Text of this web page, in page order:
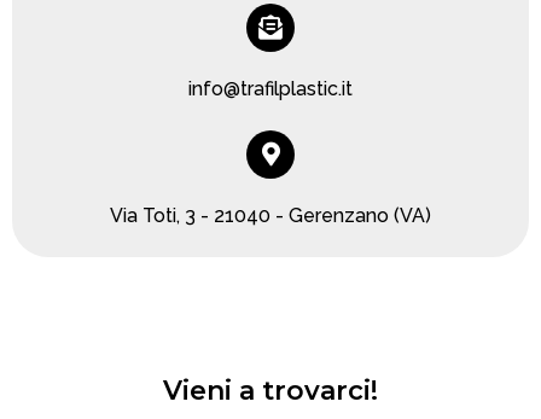
info@trafilplastic.it
Via Toti, 3 - 21040 - Gerenzano (VA)
Vieni a trovarci!